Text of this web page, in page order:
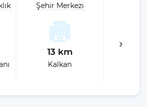
Şehir Merkezi
13 km
Kalkan